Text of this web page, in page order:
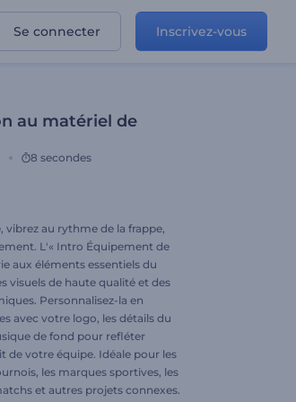
Se connecter Inscrivez-vous
au matériel de
8 secondes
vibrez au rythme de la frappe,
L'« Intro Équipement de
aux éléments essentiels du
visuels de haute qualité et des
Personnalisez-la en
avec votre logo, les détails du
de fond pour refléter
de votre équipe. Idéale pour les
les marques sportives, les
et autres projets connexes.